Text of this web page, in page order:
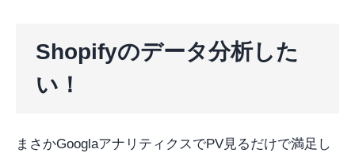
Shopifyのデータ分析した
い！
まさかGooglaアナリティクスでPV見るだけで満足し